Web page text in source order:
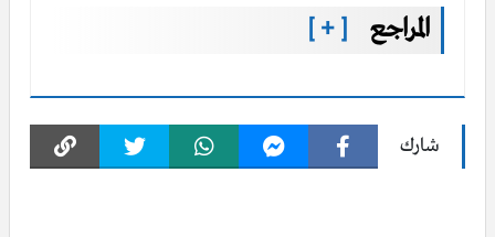
المراجع [ + ]
شارك